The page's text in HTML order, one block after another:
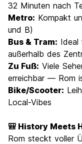
32 Minuten nach
Metro: Kompakt
und B)
Bus & Tram: Ideal
außerhalb des
Zu Fuß: Viele
erreichbar — Rom
Bike/Scooter:
Local-Vibes
🎒 History Meets
Rom steckt voller